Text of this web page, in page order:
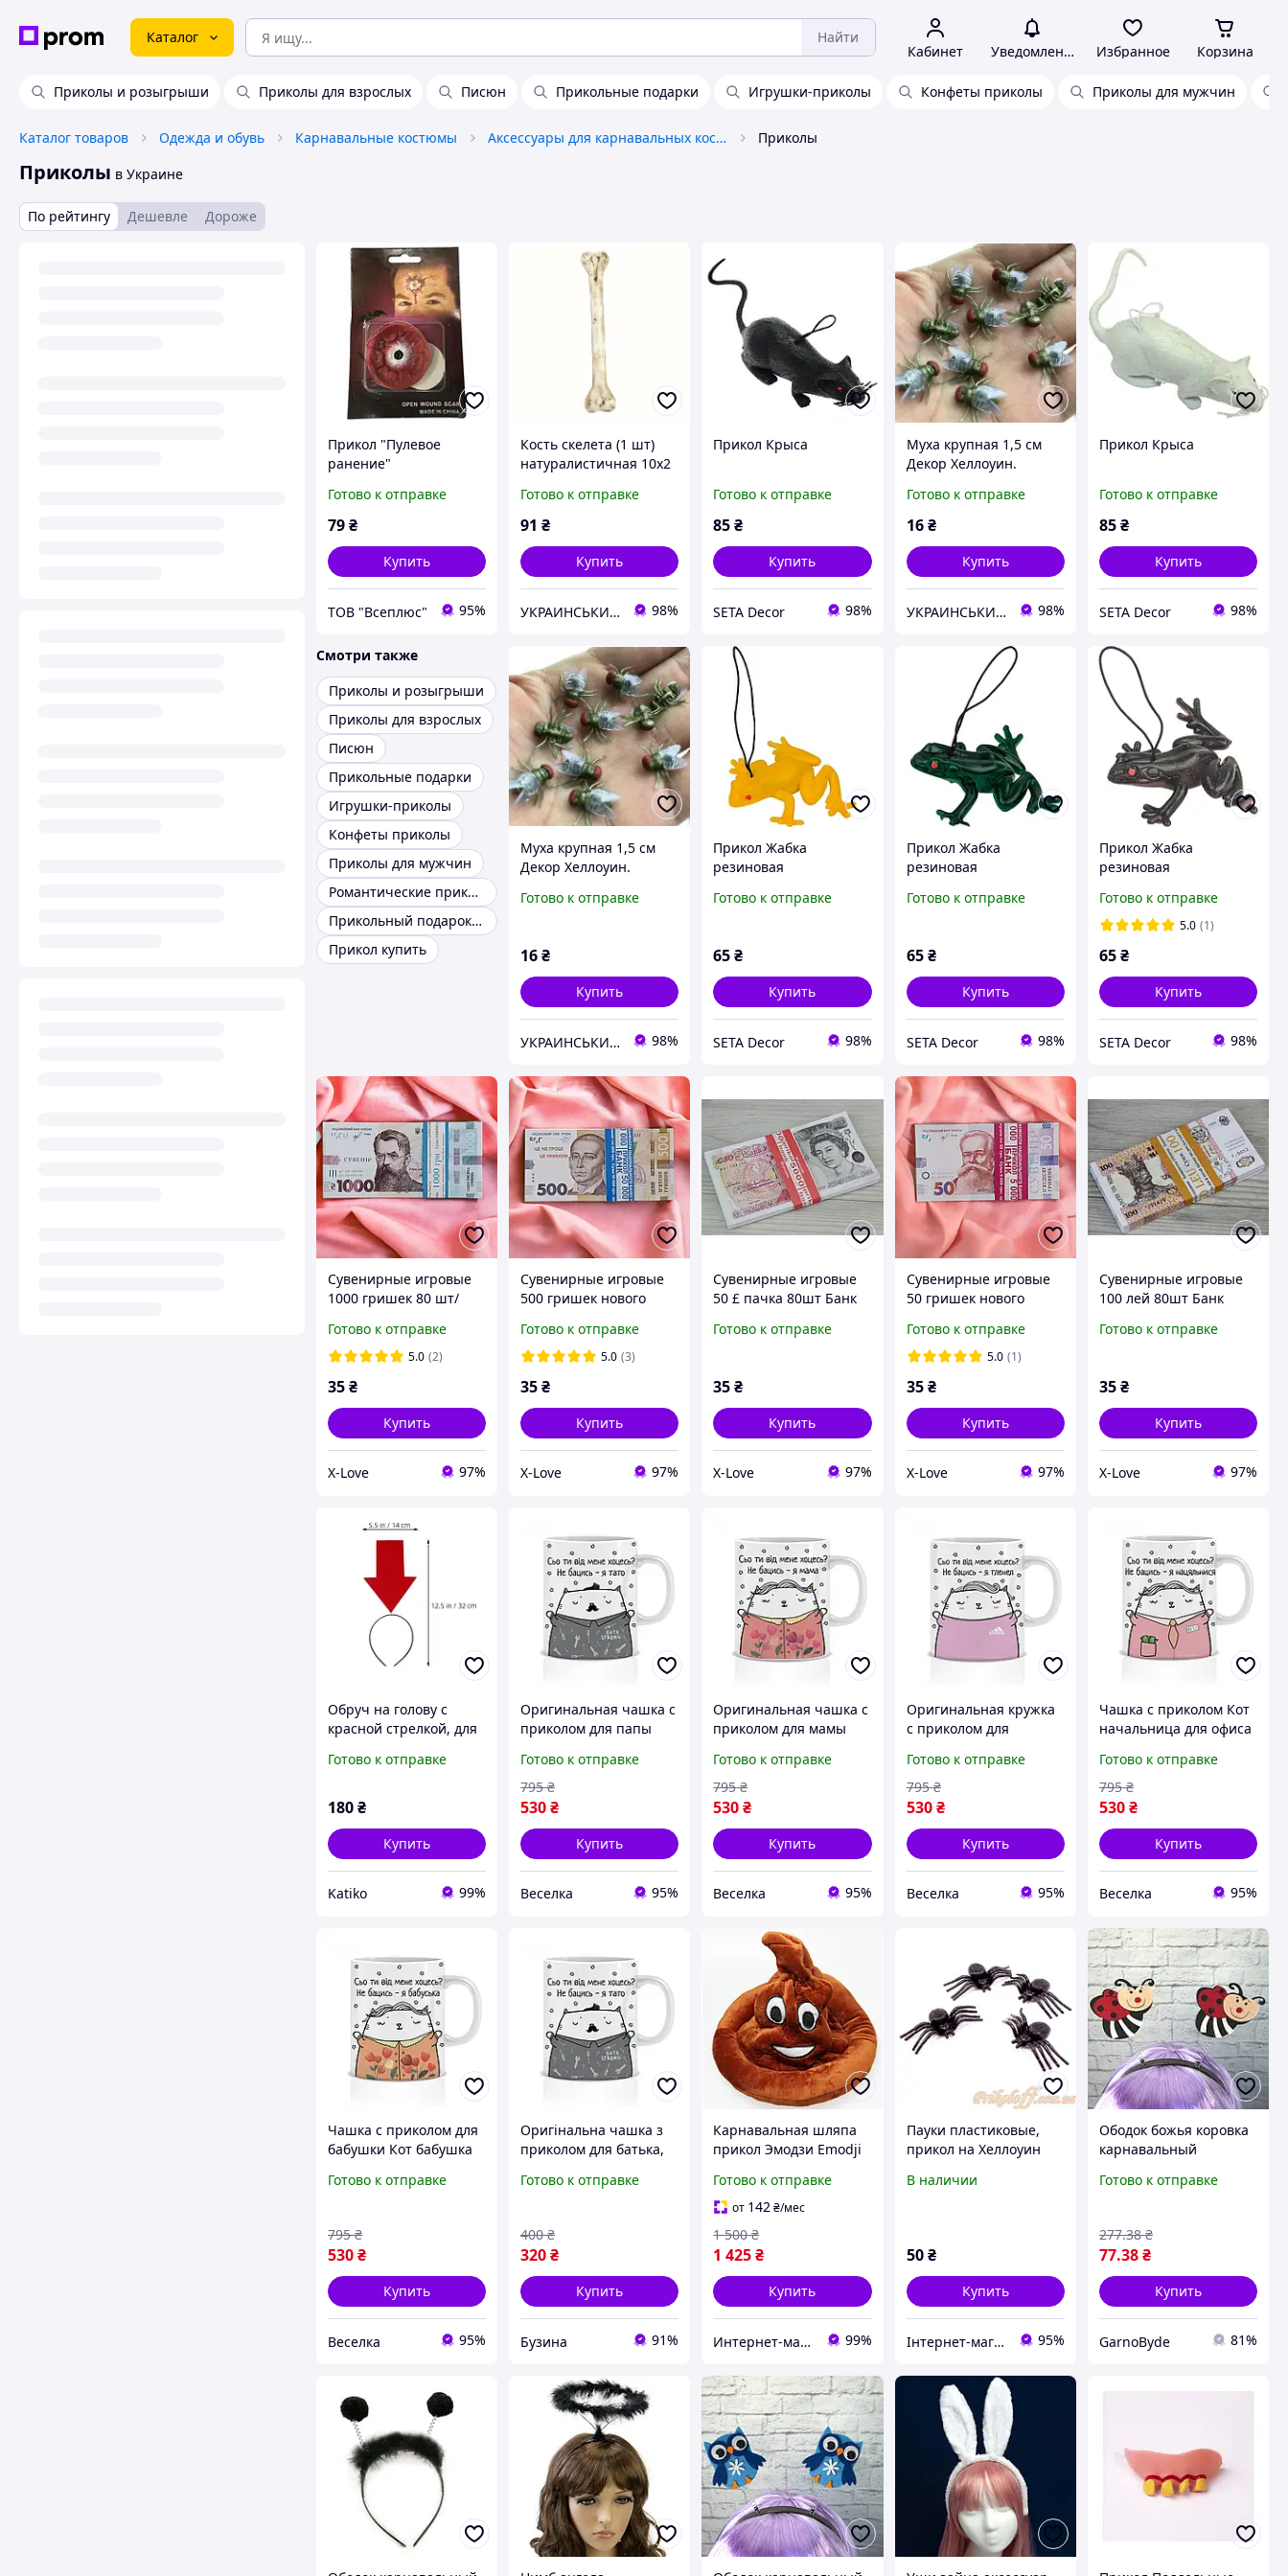
Каталог Найти
Кабинет Уведомления Избранное Корзина
Приколы и розыгрыши Приколы для взрослых Писюн Прикольные подарки Игрушки-приколы Конфеты приколы Приколы для мужчин
Каталог товаров Одежда и обувь Карнавальные костюмы Аксессуары для карнавальных костюмов Приколы
Приколы в Украине
По рейтингу Дешевле Дороже
Прикол "Пулевое
ранение"
Готово к отправке
79₴
Купить
ТОВ "Всеплюс" 95%
Кость скелета (1 шт)
натуралистичная 10х2
сувенир
Готово к отправке
91 ₴
Купить
УКРАИНСЬКИЙ БАРМАЛЕЙ 98%
Прикол Крыса
Готово к отправке
85₴
Купить
SETA Decor 98%
Муха крупная 1,5 см
Декор Хеллоуин.
Реалистичная. Пластик
Готово к отправке
16 ₴
Купить
УКРАИНСЬКИЙ БАРМАЛЕЙ 98%
Прикол Крыса
Готово к отправке
85₴
Купить
SETA Decor 98%
Смотри также
Приколы и розыгрыши
Приколы для взрослых
Писюн
Прикольные подарки
Игрушки-приколы
Конфеты приколы
Приколы для мужчин
Романтические приколы
Прикольный подарок с выходом на пенсию
Прикол купить
Муха крупная 1,5 см
Декор Хеллоуин.
Реалистичная. Пластик
Готово к отправке
16₴
Купить
УКРАИНСЬКИЙ БАРМАЛЕЙ 98%
Прикол Жабка
резиновая
Готово к отправке
65₴
Купить
SETA Decor 98%
Прикол Жабка
резиновая
Готово к отправке
65 ₴
Купить
SETA Decor 98%
Прикол Жабка
резиновая
Готово к отправке
5.0 (1)
65₴
Купить
SETA Decor 98%
Сувенирные игровые
1000 гришек 80 шт/
Готово к отправке
5.0 (2)
35₴
Купить
X-Love 97%
Сувенирные игровые
500 гришек нового
Банк приколов
Готово к отправке
5.0 (3)
35₴
Купить
X-Love 97%
Сувенирные игровые
50 £ пачка 80шт Банк
праздников
Готово к отправке
35₴
Купить
X-Love 97%
Сувенирные игровые
50 гришек нового
Банк приколов
Готово к отправке
5.0 (1)
35 ₴
Купить
X-Love 97%
Сувенирные игровые
100 лей 80шт Банк
праздников
Готово к отправке
35₴
Купить
X-Love 97%
Обруч на голову с
красной стрелкой, для
Готово к отправке
180₴
Купить
Katiko 99%
Оригинальная чашка с
приколом для папы
кофе подарочное
изделие FLAME
Готово к отправке
530₴
795 ₴
Купить
Веселка 95%
Оригинальная чашка с
приколом для мамы
для кофе и чая с
милым котом FLAME
Готово к отправке
530₴
795 ₴
Купить
Веселка 95%
Оригинальная кружка
с приколом для
керамическая чашка
для кофе и чая FLAME
Готово к отправке
530 ₴
795 ₴
Купить
Веселка 95%
Чашка с приколом Кот
начальница для офиса
руководителю
стильный аксессуар
для настроения FLAME
Готово к отправке
530₴
795 ₴
Купить
Веселка 95%
Чашка с приколом для
бабушки Кот бабушка
для чая и кофе объем
Готово к отправке
530₴
795 ₴
Купить
Веселка 95%
Оригінальна чашка з
приколом для батька,
buzyna
Готово к отправке
320₴
400 ₴
Купить
Бузина 91%
Карнавальная шляпа
прикол Эмодзи Emodji
Готово к отправке
от 142₴/мес
1 425₴
1 500 ₴
Купить
Интернет-магазин подарков "Милота" 99%
Пауки пластиковые,
прикол на Хеллоуин
В наличии
50 ₴
Купить
Інтернет-магазин "Карнавал" 95%
Ободок божья коровка
карнавальный
пружинках Карнавал
аксессуар для
праздника
Готово к отправке
77.38₴
277.38 ₴
Купить
GarnoByde 81%